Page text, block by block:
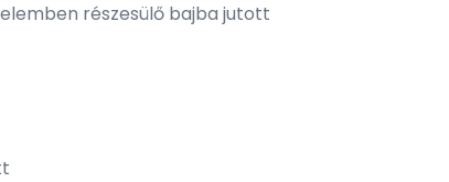
részesülő bajba jutott